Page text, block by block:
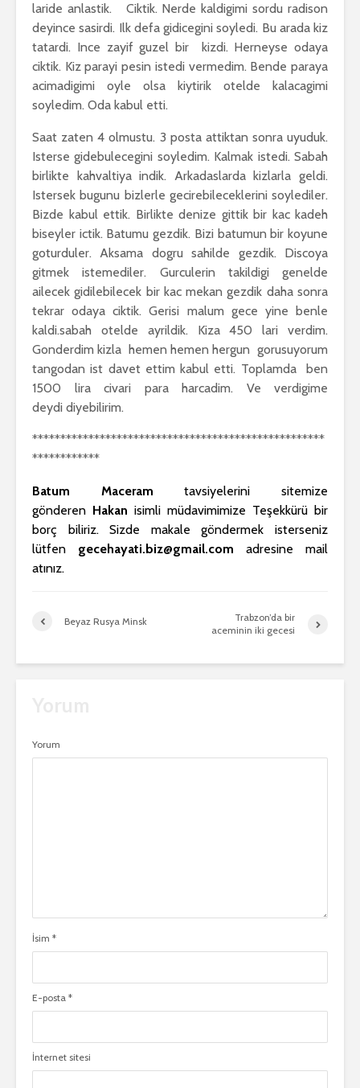
laride anlastik. Ciktik. Nerde kaldigimi sordu radison
deyince sasirdi. Ilk defa gidicegini soyledi. Bu arada kiz
tatardi. Ince zayif guzel bir kizdi. Herneyse odaya
ciktik. Kiz parayi pesin istedi vermedim. Bende paraya
acimadigimi oyle olsa kiytirik otelde kalacagimi
soyledim. Oda kabul etti.
Saat zaten 4 olmustu. 3 posta attiktan sonra uyuduk.
Isterse gidebulecegini soyledim. Kalmak istedi. Sabah
birlikte kahvaltiya indik. Arkadaslarda kizlarla geldi.
Istersek bugunu bizlerle gecirebileceklerini soylediler.
Bizde kabul ettik. Birlikte denize gittik bir kac kadeh
biseyler ictik. Batumu gezdik. Bizi batumun bir koyune
goturduler. Aksama dogru sahilde gezdik. Discoya
gitmek istemediler. Gurculerin takildigi genelde
ailecek gidilebilecek bir kac mekan gezdik daha sonra
tekrar odaya ciktik. Gerisi malum gece yine benle
kaldi.sabah otelde ayrildik. Kiza 450 lari verdim.
Gonderdim kizla hemen hemen hergun gorusuyorum
tangodan ist davet ettim kabul etti. Toplamda ben
1500 lira civari para harcadim. Ve verdigime
deydi diyebilirim.
****************************************************
************
Batum Maceramtavsiyelerini sitemize
gönderen Hakan isimli müdavimimize Teşekkürü bir
borç biliriz. Sizde makale göndermek isterseniz
lütfen gecehayati.biz@gmail.com adresine mail
atınız.
Beyaz Rusya Minsk
Trabzon’da bir
aceminin iki gecesi
Yorum
İsim *
E-posta *
İnternet sitesi